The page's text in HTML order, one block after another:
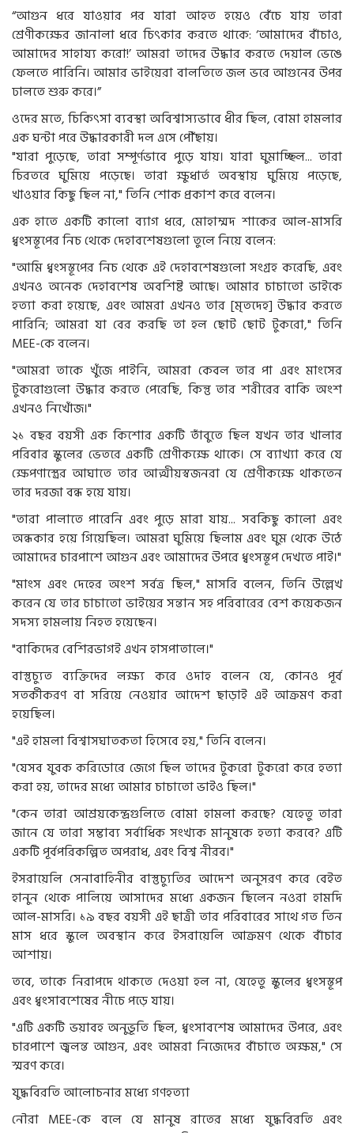
“আগুন ধরে যাওয়ার পর যারা আহত হয়েও বেঁচে যায় তারা
শ্রেণীকক্ষের জানালা ধরে চিৎকার করতে থাকে: ‘আমাদের বাঁচাও,
আমাদের সাহায্য করো!’ আমরা তাদের উদ্ধার করতে দেয়াল ভেঙে
ফেলতে পারিনি। আমার ভাইয়েরা বালতিতে জল ভরে আগুনের উপর
ঢালতে শুরু করে।”
ওদের মতে, চিকিৎসা ব্যবস্থা অবিশ্বাস্যভাবে ধীর ছিল, বোমা হামলার
এক ঘন্টা পরে উদ্ধারকারী দল এসে পৌঁছায়।
"যারা পুড়েছে, তারা সম্পূর্ণভাবে পুড়ে যায়। যারা ঘুমাচ্ছিল... তারা
চিরতরে ঘুমিয়ে পড়েছে। তারা ক্ষুধার্ত অবস্থায় ঘুমিয়ে পড়েছে,
খাওয়ার কিছু ছিল না," তিনি শোক প্রকাশ করে বলেন।
এক হাতে একটি কালো ব্যাগ ধরে, মোহাম্মদ শাকের আল-মাসরি
ধ্বংসস্তূপের নিচ থেকে দেহাবশেষগুলো তুলে নিয়ে বলেন:
"আমি ধ্বংসস্তূপের নিচ থেকে এই দেহাবশেষগুলো সংগ্রহ করেছি, এবং
এখনও অনেক দেহাবশেষ অবশিষ্ট আছে। আমার চাচাতো ভাইকে
হত্যা করা হয়েছে, এবং আমরা এখনও তার [মৃতদেহ] উদ্ধার করতে
পারিনি; আমরা যা বের করছি তা হল ছোট ছোট টুকরো," তিনি
MEE-কে বলেন।
"আমরা তাকে খুঁজে পাইনি, আমরা কেবল তার পা এবং মাংসের
টুকরোগুলো উদ্ধার করতে পেরেছি, কিন্তু তার শরীরের বাকি অংশ
এখনও নিখোঁজ।"
২১ বছর বয়সী এক কিশোর একটি তাঁবুতে ছিল যখন তার খালার
পরিবার স্কুলের ভেতরে একটি শ্রেণীকক্ষে থাকে। সে ব্যাখ্যা করে যে
ক্ষেপণাস্ত্রের আঘাতে তার আত্মীয়স্বজনরা যে শ্রেণীকক্ষে থাকতেন
তার দরজা বন্ধ হয়ে যায়।
"তারা পালাতে পারেনি এবং পুড়ে মারা যায়... সবকিছু কালো এবং
অন্ধকার হয়ে গিয়েছিল। আমরা ঘুমিয়ে ছিলাম এবং ঘুম থেকে উঠে
আমাদের চারপাশে আগুন এবং আমাদের উপরে ধ্বংসস্তূপ দেখতে পাই।"
"মাংস এবং দেহের অংশ সর্বত্র ছিল," মাসরি বলেন, তিনি উল্লেখ
করেন যে তার চাচাতো ভাইয়ের সন্তান সহ পরিবারের বেশ কয়েকজন
সদস্য হামলায় নিহত হয়েছেন।
"বাকিদের বেশিরভাগই এখন হাসপাতালে।"
বাস্তুচ্যুত ব্যক্তিদের লক্ষ্য করে ওদাহ বলেন যে, কোনও পূর্ব
সতর্কীকরণ বা সরিয়ে নেওয়ার আদেশ ছাড়াই এই আক্রমণ করা
হয়েছিল।
"এই হামলা বিশ্বাসঘাতকতা হিসেবে হয়," তিনি বলেন।
"যেসব যুবক করিডোরে জেগে ছিল তাদের টুকরো টুকরো করে হত্যা
করা হয়, তাদের মধ্যে আমার চাচাতো ভাইও ছিল।"
"কেন তারা আশ্রয়কেন্দ্রগুলিতে বোমা হামলা করছে? যেহেতু তারা
জানে যে তারা সম্ভাব্য সর্বাধিক সংখ্যক মানুষকে হত্যা করবে? এটি
একটি পূর্বপরিকল্পিত অপরাধ, এবং বিশ্ব নীরব।"
ইসরায়েলি সেনাবাহিনীর বাস্তুচ্যুতির আদেশ অনুসরণ করে বেইত
হানুন থেকে পালিয়ে আসাদের মধ্যে একজন ছিলেন নওরা হামদি
আল-মাসরি। ১৯ বছর বয়সী এই ছাত্রী তার পরিবারের সাথে গত তিন
মাস ধরে স্কুলে অবস্থান করে ইসরায়েলি আক্রমণ থেকে বাঁচার
আশায়।
তবে, তাকে নিরাপদে থাকতে দেওয়া হল না, যেহেতু স্কুলের ধ্বংসস্তূপ
এবং ধ্বংসাবশেষের নীচে পড়ে যায়।
"এটি একটি ভয়াবহ অনুভূতি ছিল, ধ্বংসাবশেষ আমাদের উপরে, এবং
চারপাশে জ্বলন্ত আগুন, এবং আমরা নিজেদের বাঁচাতে অক্ষম," সে
স্মরণ করে।
যুদ্ধবিরতি আলোচনার মধ্যে গণহত্যা
নৌরা MEE-কে বলে যে মানুষ রাতের মধ্যে যুদ্ধবিরতি এবং